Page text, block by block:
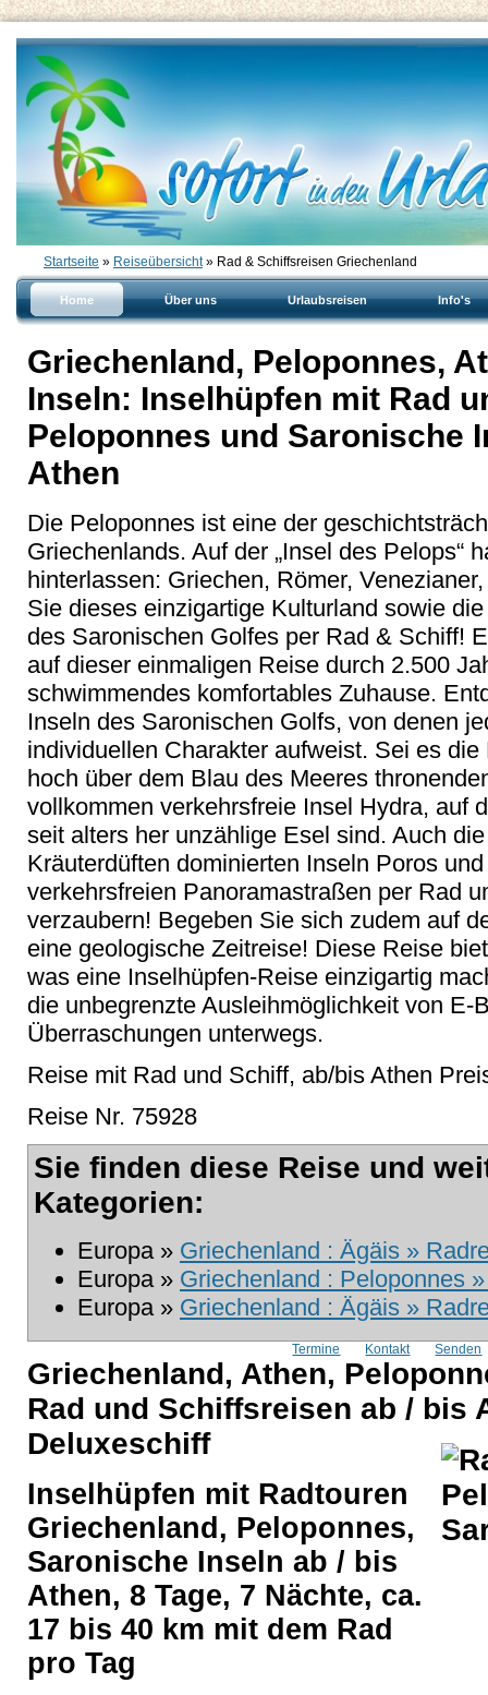
Startseite » Reiseübersicht» Rad & Schiffsreisen Griechenland
Home Über uns Urlaubsreisen Info's
Griechenland, Peloponnes,
Inseln: Inselhüpfen mit Rad
Peloponnes und Saronische
Athen
Die Peloponnes ist eine der
Griechenlands. Auf der „Insel des Pelops“
hinterlassen: Griechen, Römer,
Sie dieses einzigartige Kulturland sowie
des Saronischen Golfes per Rad & Schiff!
auf dieser einmaligen Reise durch 2.500
schwimmendes komfortables Zuhause.
Inseln des Saronischen Golfs, von denen
individuellen Charakter aufweist. Sei es
hoch über dem Blau des Meeres
vollkommen verkehrsfreie Insel Hydra, auf
seit alters her unzählige Esel sind. Auch
Kräuterdüften dominierten Inseln Poros
verkehrsfreien Panoramastraßen per Rad
verzaubern! Begeben Sie sich zudem auf
eine geologische Zeitreise! Diese Reise
was eine Inselhüpfen-Reise einzigartig
die unbegrenzte Ausleihmöglichkeit von E-
Überraschungen unterwegs.
Reise mit Rad und Schiff, ab/bis Athen
Reise Nr. 75928
Sie finden diese Reise und
Kategorien:
Europa » Griechenland : Ägäis »
Europa » Griechenland : Peloponnes
Europa » Griechenland : Ägäis »
Termine Kontakt Senden
Griechenland, Athen,
Rad und Schiffsreisen ab / bis
Deluxeschiff
Inselhüpfen mit Radtouren
Griechenland, Peloponnes,
Saronische Inseln ab / bis
Athen, 8 Tage, 7 Nächte, ca.
17 bis 40 km mit dem Rad
pro Tag